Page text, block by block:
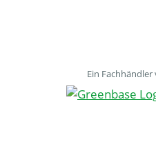
Ein Fachhändler